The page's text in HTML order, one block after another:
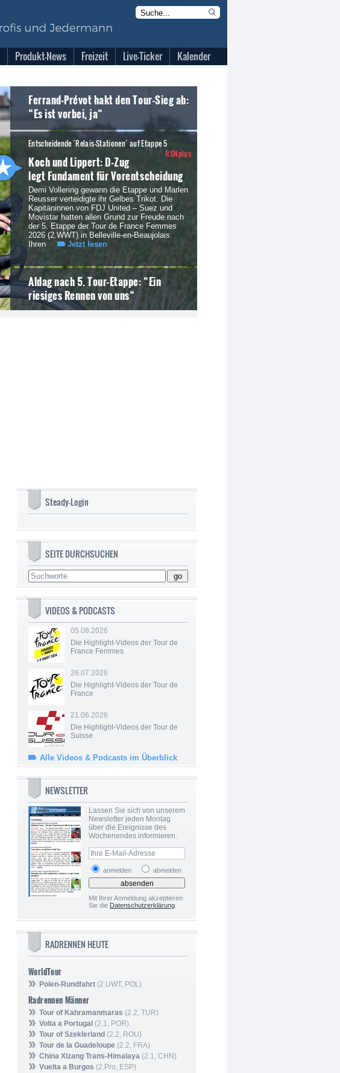
Produkt-News Freizeit Live-Ticker Kalender
Ferrand-Prévot hakt den Tour-Sieg ab:
“Es ist vorbei, ja“
Entscheidende ´Relais-Stationen´ auf Etappe 5
RSNplus
Koch und Lippert: D-Zug
legt Fundament für Vorentscheidung
Demi Vollering gewann die Etappe und Marlen
Reusser verteidigte ihr Gelbes Trikot. Die
Kapitäninnen von FDJ United – Suez und
Movistar hatten allen Grund zur Freude nach
der 5. Etappe der Tour de France Femmes
2026 (2.WWT) in Belleville-en-Beaujolais.
Ihren
Jetzt lesen
Aldag nach 5. Tour-Etappe: “Ein
riesiges Rennen von uns“
Steady-Login
SEITE DURCHSUCHEN
VIDEOS & PODCASTS
05.08.2026
Die Highlight-Videos der Tour de
France Femmes
26.07.2026
Die Highlight-Videos der Tour de
France
21.06.2026
Die Highlight-Videos der Tour de
Suisse
Alle Videos & Podcasts im Überblick
NEWSLETTER
Lassen Sie sich von unserem
Newsletter jeden Montag
über die Ereignisse des
Wochenendes informieren.
anmelden abmelden
Mit Ihrer Anmeldung akzeptieren
Sie die Datenschutzerklärung
RADRENNEN HEUTE
WorldTour
Polen-Rundfahrt (2.UWT, POL)
Radrennen Männer
Tour of Kahramanmaras (2.2, TUR)
Volta a Portugal (2.1, POR)
Tour of Szeklerland (2.2, ROU)
Tour de la Guadeloupe (2.2, FRA)
China Xizang Trans-Himalaya (2.1, CHN)
Vuelta a Burgos (2.Pro, ESP)